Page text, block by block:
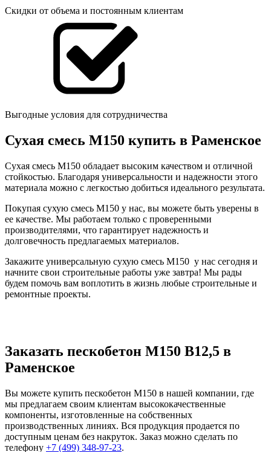
Скидки от объема и постоянным клиентам
Выгодные условия для сотрудничества
Сухая смесь М150 купить в Раменское
Сухая смесь М150 обладает высоким качеством и отличной
стойкостью. Благодаря универсальности и надежности этого
материала можно с легкостью добиться идеального результата.
Покупая сухую смесь М150 у нас, вы можете быть уверены в
ее качестве. Мы работаем только с проверенными
производителями, что гарантирует надежность и
долговечность предлагаемых материалов.
Закажите универсальную сухую смесь М150 у нас сегодня и
начните свои строительные работы уже завтра! Мы рады
будем помочь вам воплотить в жизнь любые строительные и
ремонтные проекты.
Заказать пескобетон М150 В12,5 в
Раменское
Вы можете купить пескобетон М150 в нашей компании, где
мы предлагаем своим клиентам высококачественные
компоненты, изготовленные на собственных
производственных линиях. Вся продукция продается по
доступным ценам без накруток. Заказ можно сделать по
телефону +7 (499) 348-97-23.